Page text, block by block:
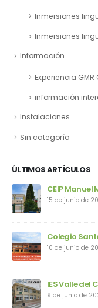
Inmersiones
Inmersiones
Información
Experiencia
información
Instalaciones
Sin categoría
ÚLTIMOS ARTÍCULOS
CEIP Manuel
15 de junio de
Colegio
10 de junio de
IES Valle del
9 de junio de